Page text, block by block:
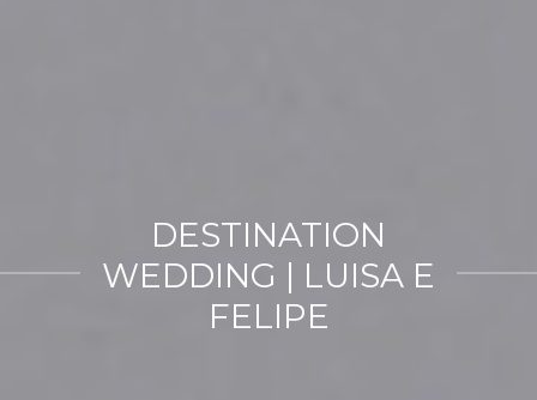
DESTINATION
WEDDING | LUISA E
FELIPE